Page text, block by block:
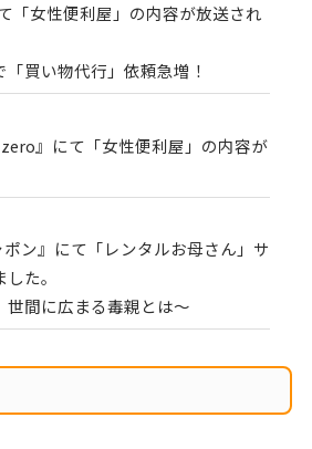
「女性便利屋」の内容が放送され
買い物代行」依頼急増！
』にて「女性便利屋」の内容が
ン』にて「レンタルお母さん」サ
た。
間に広まる毒親とは〜